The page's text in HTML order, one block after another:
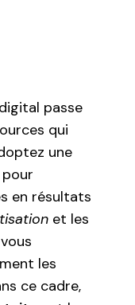
passe
qui
une
pour
en résultats
et les
les
ce cadre,